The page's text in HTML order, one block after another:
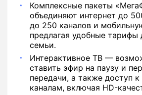
Комплексные пакеты
объединяют интернет до
до 250 каналов и
предлагая удобные тарифы
семьи.
Интерактивное ТВ —
ставить эфир на паузу и
передачи, а также доступ
каналам, включая HD-